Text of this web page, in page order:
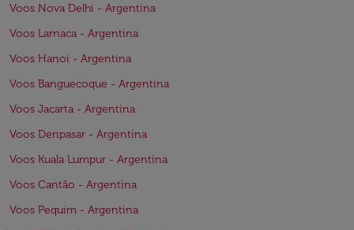
Voos Nova Delhi - Argentina
Voos Larnaca - Argentina
Voos Hanoi - Argentina
Voos Banguecoque - Argentina
Voos Jacarta - Argentina
Voos Denpasar - Argentina
Voos Kuala Lumpur - Argentina
Voos Cantão - Argentina
Voos Pequim - Argentina